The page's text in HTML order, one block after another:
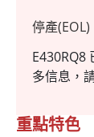
停產(EOL)
E430RQ8
多信息，
重點特色